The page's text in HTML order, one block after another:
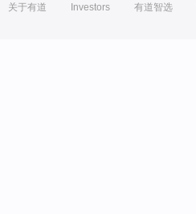
关于有道 Investors 有道智选